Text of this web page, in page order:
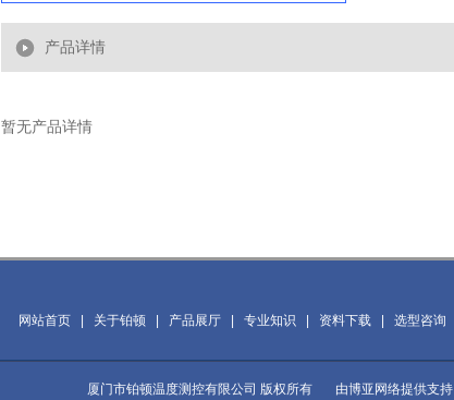
产品详情
暂无产品详情
网站首页 关于铂顿 产品展厅 专业知识 资料下载 选型咨询
厦门市铂顿温度测控有限公司 版权所有 由博亚网络提供支持